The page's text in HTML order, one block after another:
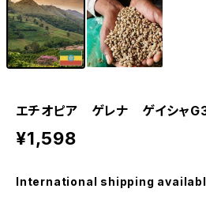
エチオピア ゲレナ ゲイシャG3
¥1,598
International shipping